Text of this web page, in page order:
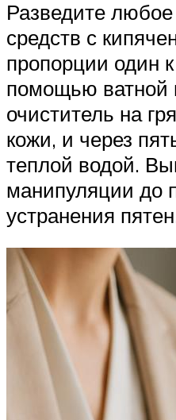
Разведите
средств с
пропорции один
помощью ватной
очиститель на
кожи, и через
теплой водой.
манипуляции до
устранения